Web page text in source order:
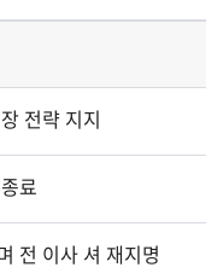
전략 지지
료
전 이사 셔 재지명